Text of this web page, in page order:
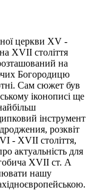
церкви XV -
XVII століття
на
Богородицю
Сам сюжет був
іконописі ще
інструмент
розквіт
- XVII століття,
актуальність для
XVII ст. А
нашу